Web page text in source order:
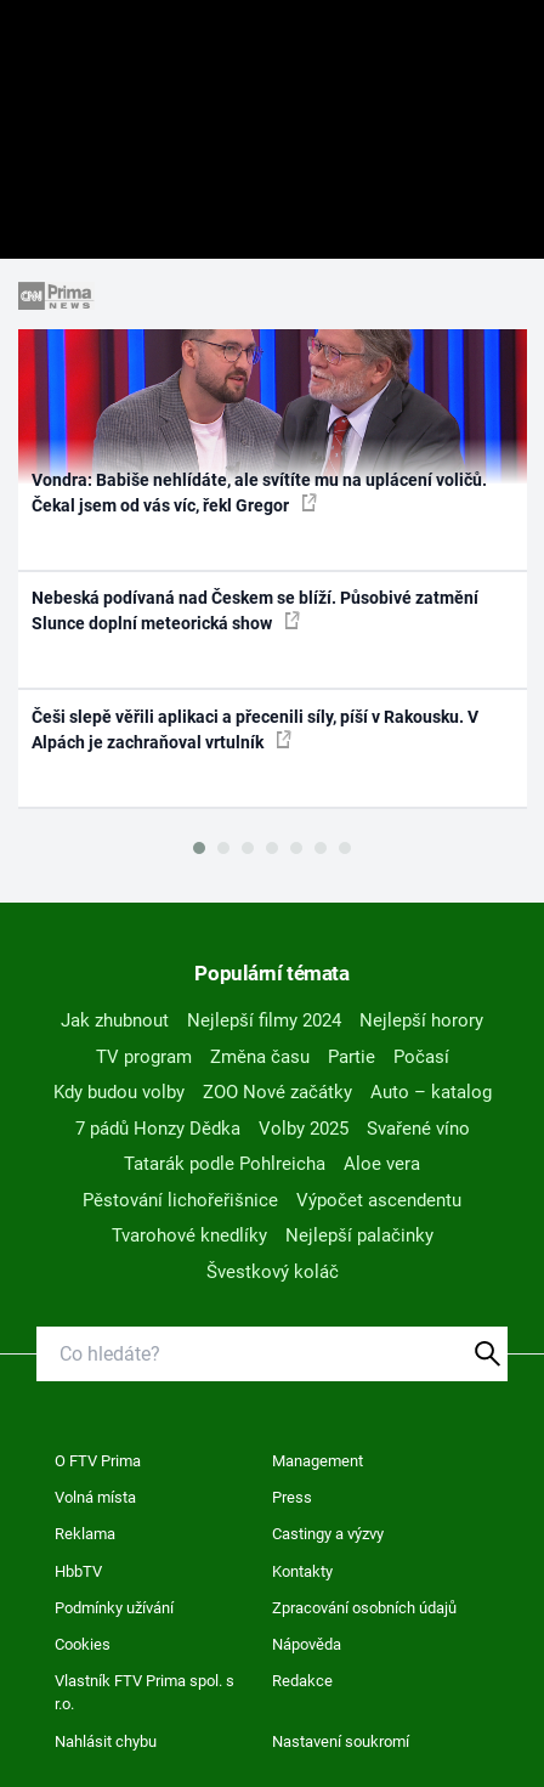
Vondra: Babiše nehlídáte, ale svítíte mu na uplácení voličů.
Čekal jsem od vás víc, řekl Gregor
Nebeská podívaná nad Českem se blíží. Působivé zatmění
Slunce doplní meteorická show
Češi slepě věřili aplikaci a přecenili síly, píší v Rakousku. V
Alpách je zachraňoval vrtulník
Populární témata
Jak zhubnout Nejlepší filmy 2024
Nejlepší horory
TV program
Změna času Partie
Počasí
Kdy budou volby
ZOO Nové začátky
Auto – katalog
7 pádů Honzy Dědka
Volby 2025
Svařené víno
Tatarák podle Pohlreicha
Aloe vera
Pěstování lichořeřišnice
Výpočet ascendentu
Tvarohové knedlíky
Nejlepší palačinky
Švestkový koláč
O FTV Prima Management
Volná místa Press
Reklama Castingy a výzvy
HbbTV Kontakty
Podmínky užívání Zpracování osobních údajů
Cookies Nápověda
Vlastník FTV Prima spol. s
r.o.
Redakce
Nahlásit chybu Nastavení soukromí